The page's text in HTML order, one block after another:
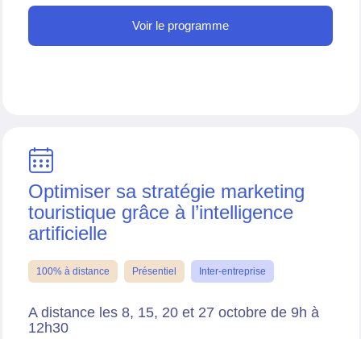
Voir le programme
Optimiser sa stratégie marketing
touristique grâce à l’intelligence
artificielle
100% à distance Présentiel Inter-entreprise
A distance les 8, 15, 20 et 27 octobre de 9h à
12h30